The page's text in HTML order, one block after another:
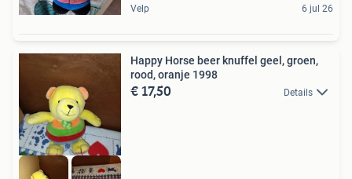
Velp 6 jul 26
Happy Horse beer knuffel geel, groen,
rood, oranje 1998
€ 17,50 Details